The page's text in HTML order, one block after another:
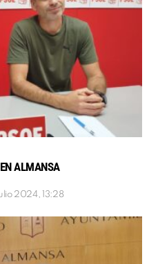
ALMANSA
julio 2024, 13:28